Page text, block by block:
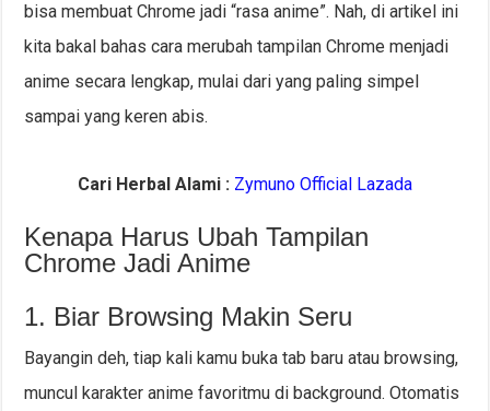
bisa membuat Chrome jadi “rasa anime”. Nah, di artikel ini
kita bakal bahas cara merubah tampilan Chrome menjadi
anime secara lengkap, mulai dari yang paling simpel
sampai yang keren abis.
Cari Herbal Alami : Zymuno Official Lazada
Kenapa Harus Ubah Tampilan
Chrome Jadi Anime
1. Biar Browsing Makin Seru
Bayangin deh, tiap kali kamu buka tab baru atau browsing,
muncul karakter anime favoritmu di background. Otomatis